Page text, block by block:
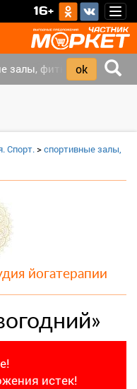
16+
залы, фитнес (1)
Спорт.>спортивные залы,
йогатерапии
истек!